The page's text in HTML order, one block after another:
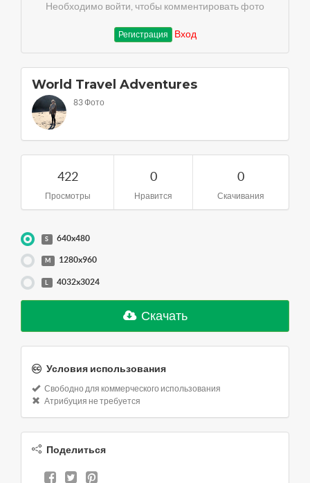
Необходимо войти, чтобы комментировать фото
Регистрация Вход
World Travel Adventures
83 Фото
422
Просмотры
0
Нравится
0
Скачивания
S 640x480
M 1280x960
4032x3024
Скачать
Условия использования
Свободно для коммерческого использования
Атрибуция не требуется
Поделиться